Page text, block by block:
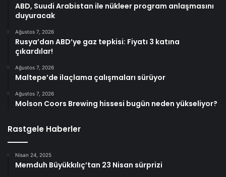
ABD, Suudi Arabistan ile nükleer program anlaşmasını
duyuracak
Ağustos 7, 2026
Rusya’dan ABD’ye gaz tepkisi: Fiyatı 3 katına
çıkardılar!
Ağustos 7, 2026
Maltepe’de ilaçlama çalışmaları sürüyor
Ağustos 7, 2026
Molson Coors Brewing hissesi bugün neden yükseliyor?
Rastgele Haberler
Nisan 24, 2025
Memduh Büyükkılıç’tan 23 Nisan sürprizi